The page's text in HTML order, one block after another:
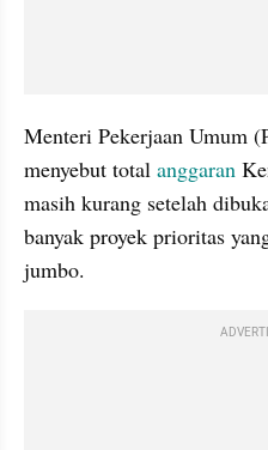
Menteri Pekerjaan Umum
menyebut total anggaran
masih kurang setelah
banyak proyek prioritas
jumbo.